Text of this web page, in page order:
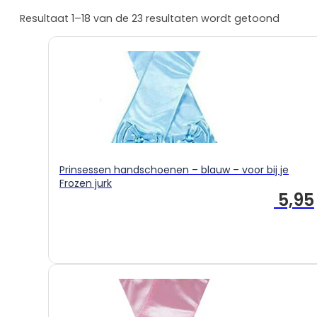
Prinsessenjurken
Assepoester
Doornroosje
Frozen overzicht
Elsa
Zeemeermin
Resultaat 1–18 van de 23 resultaten wordt getoond
Prinsessen handschoenen – blauw – voor bij je
Frozen jurk
5,95